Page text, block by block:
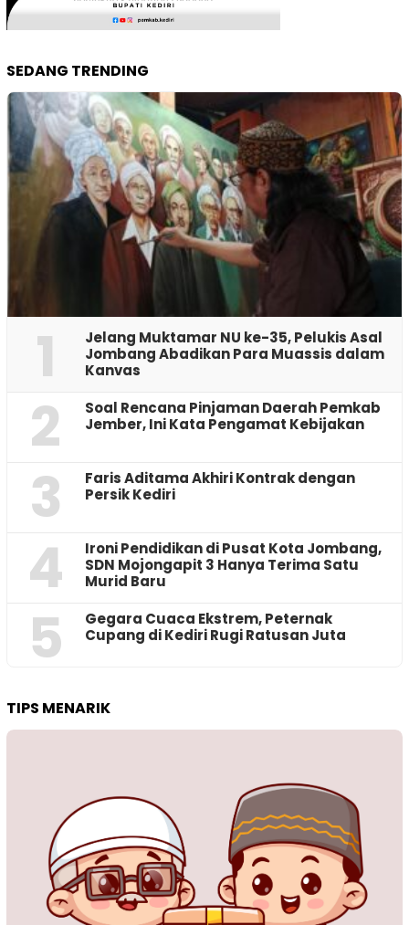
SEDANG TRENDING
1
Jelang Muktamar NU ke-35, Pelukis Asal
Jombang Abadikan Para Muassis dalam
Kanvas
2
‎Soal Rencana Pinjaman Daerah Pemkab
Jember, Ini Kata Pengamat Kebijakan ‎
3
Faris Aditama Akhiri Kontrak dengan
Persik Kediri
4
Ironi Pendidikan di Pusat Kota Jombang,
SDN Mojongapit 3 Hanya Terima Satu
Murid Baru
5
‎Gegara Cuaca Ekstrem, Peternak
Cupang di Kediri Rugi Ratusan Juta
TIPS MENARIK